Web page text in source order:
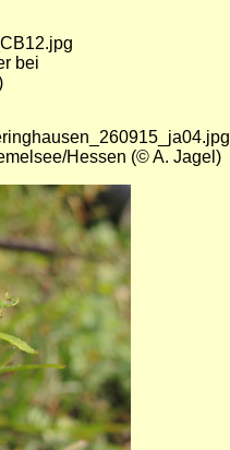
bei
Hessen (© A. Jagel)